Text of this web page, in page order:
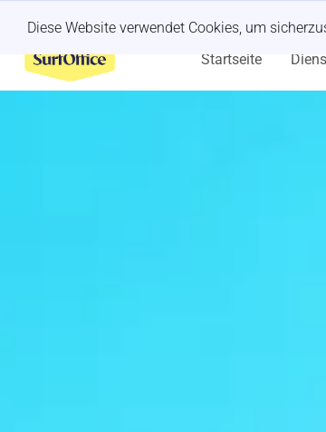
Diese Website verwendet Cookies, um
Startseite